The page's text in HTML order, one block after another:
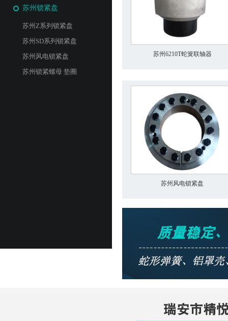
苏州锁紧盘
苏州Z系列锁紧盘
苏州SD系列锁紧盘
苏州风电锁紧盘
苏州锁紧螺母 垫圈
苏州6210T蛇簧联轴器
苏州风电锁紧盘